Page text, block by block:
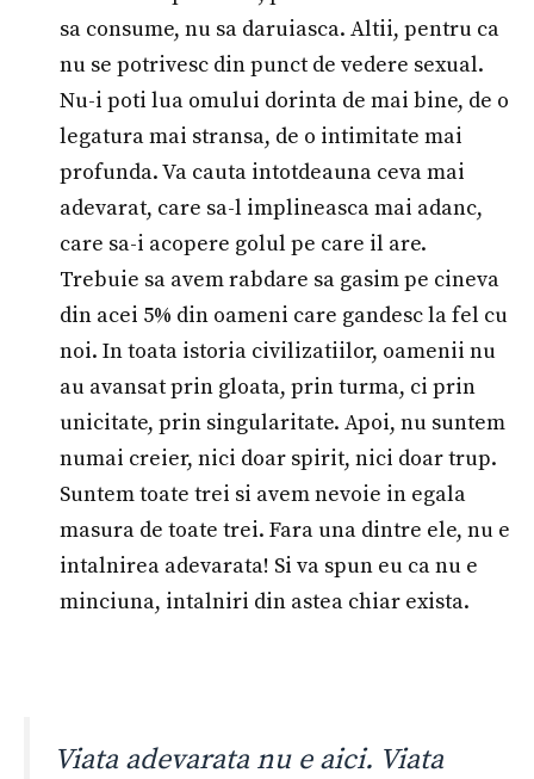
sa consume, nu sa daruiasca. Altii, pentru ca
nu se potrivesc din punct de vedere sexual.
Nu-i poti lua omului dorinta de mai bine, de o
legatura mai stransa, de o intimitate mai
profunda. Va cauta intotdeauna ceva mai
adevarat, care sa-l implineasca mai adanc,
care sa-i acopere golul pe care il are.
Trebuie sa avem rabdare sa gasim pe cineva
din acei 5% din oameni care gandesc la fel cu
noi. In toata istoria civilizatiilor, oamenii nu
au avansat prin gloata, prin turma, ci prin
unicitate, prin singularitate. Apoi, nu suntem
numai creier, nici doar spirit, nici doar trup.
Suntem toate trei si avem nevoie in egala
masura de toate trei. Fara una dintre ele, nu e
intalnirea adevarata! Si va spun eu ca nu e
minciuna, intalniri din astea chiar exista.
Viata adevarata nu e aici. Viata